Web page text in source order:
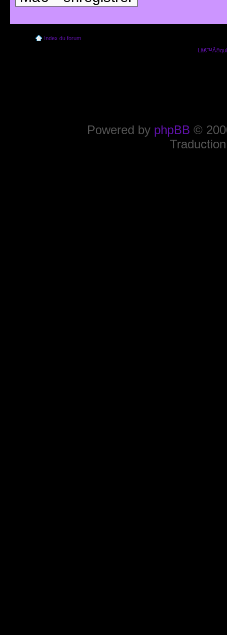
Index du forum
Powered by phpBB ©